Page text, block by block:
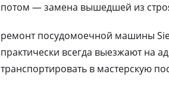
потом — замена вышедшей из
ремонт посудомоечной машины
практически всегда выезжают на
транспортировать в мастерскую